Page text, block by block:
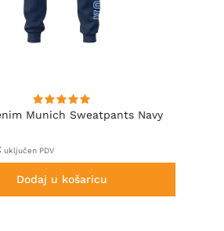
Munich Sweatpants Navy
uključen PDV
Dodaj u košaricu